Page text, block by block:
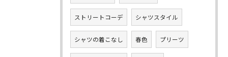
ストリートコーデ シャツスタイル
シャツの着こなし 春色 プリーツ